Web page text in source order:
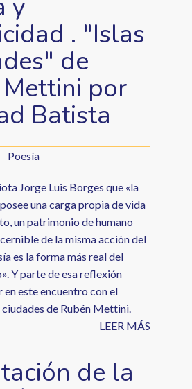
y
. "Islas
de
por
Batista
Poesía
Jorge Luis Borges que «la
una carga propia de vida
un patrimonio de humano
de la misma acción del
es la forma más real del
Y parte de esa reflexión
en este encuentro con el
de Rubén Mettini.
LEER MÁS
de la